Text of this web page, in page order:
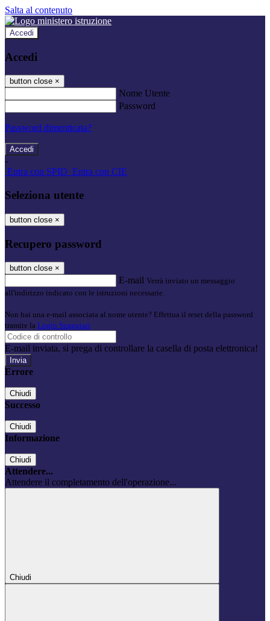
Salta al contenuto
Accedi
Accedi
button close ×
Nome Utente
Password
Password dimenticata?
-
Entra con SPID Entra con CIE
Seleziona utente
button close ×
Recupero password
button close ×
E-mail Verrà inviato un messaggio
all'indirizzo indicato con le istruzioni necessarie.
Non hai una e-mail associata al nome utente? Effettua il reset della password
tramite la Login Spaggiari
E-mail inviata, si prega di controllare la casella di posta elettronica!
Errore
Chiudi
Successo
Chiudi
Informazione
Chiudi
Attendere...
Attendere il completamento dell'operazione...
Chiudi